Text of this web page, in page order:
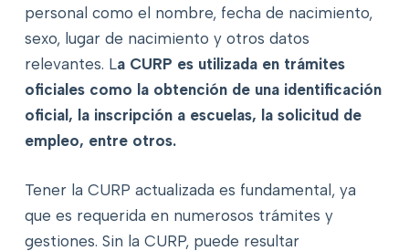
personal como el nombre, fecha de nacimiento,
sexo, lugar de nacimiento y otros datos
relevantes. La CURP es utilizada en trámites
oficiales como la obtención de una identificación
oficial, la inscripción a escuelas, la solicitud de
empleo, entre otros.
Tener la CURP actualizada es fundamental, ya
que es requerida en numerosos trámites y
gestiones. Sin la CURP, puede resultar